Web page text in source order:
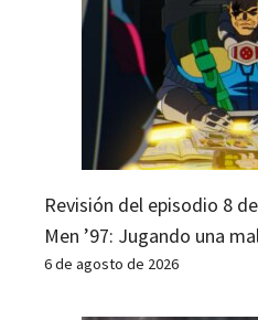
Revisión del episodio 8
Men ’97: Jugando una
6 de agosto de 2026